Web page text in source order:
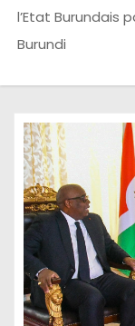
l’Etat Burundais
Burundi